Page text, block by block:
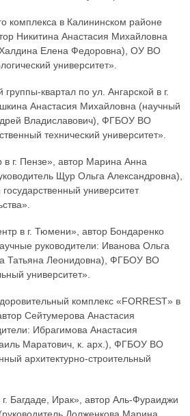
комплекса в Калининском районе
Никитина Анастасия Михайловна
Халдина Елена Федоровна), ОУ ВО
университет».
квартал по ул. Ангарской в г.
Анастасия Михайловна (научный
Владиславович), ФГБОУ ВО
технический университет».
г. Пензе», автор Марина Анна
Щур Ольга Александровна),
университет
в г. Тюмени», автор Бондаренко
руководители: Иванова Ольга
Татьяна Леонидовна), ФГБОУ ВО
университет».
комплекс «FORREST» в
Сейтумерова Анастасия
Ибрагимова Анастасия
Маратович, к. арх.), ФГБОУ ВО
архитектурно-строительный
Багдаде, Ирак», автор Аль-Фураиджи